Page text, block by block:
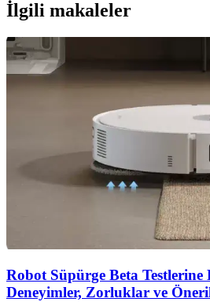
İlgili makaleler
Robot Süpürge Beta Testlerine
Deneyimler, Zorluklar ve